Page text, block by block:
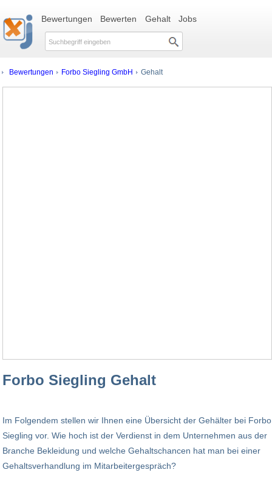
Bewertungen Bewerten Gehalt Jobs
Bewertungen Forbo Siegling GmbH Gehalt
Forbo Siegling Gehalt
Im Folgendem stellen wir Ihnen eine Übersicht der Gehälter bei Forbo
Siegling vor. Wie hoch ist der Verdienst in dem Unternehmen aus der
Branche Bekleidung und welche Gehaltschancen hat man bei einer
Gehaltsverhandlung im Mitarbeitergespräch?